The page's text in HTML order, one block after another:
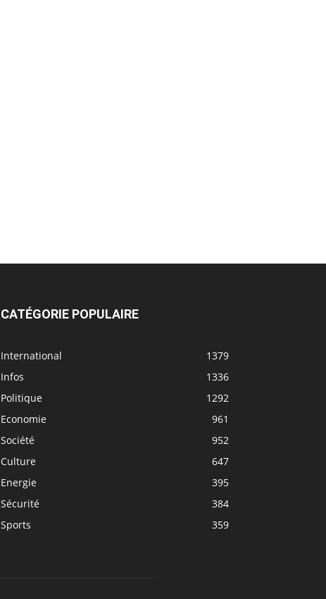
CATÉGORIE POPULAIRE
International
1379
Infos
1336
Politique
1292
Economie
961
Société
952
Culture
647
Energie
395
Sécurité
384
Sports
359